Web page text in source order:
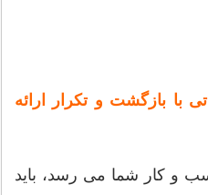
با بازگشت و تکرار ارائه
و کار شما می رسد، باید